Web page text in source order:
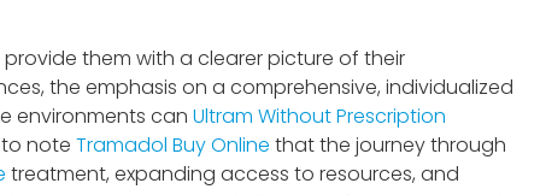
them with a clearer picture of their
the emphasis on a comprehensive, individualized
environments can Ultram Without Prescription
note Tramadol Buy Online that the journey through
treatment, expanding access to resources, and